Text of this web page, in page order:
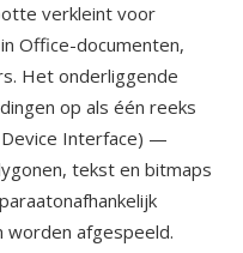
verkleint voor
Office-documenten,
Het onderliggende
op als één reeks
Device Interface) —
tekst en bitmaps
worden afgespeeld.